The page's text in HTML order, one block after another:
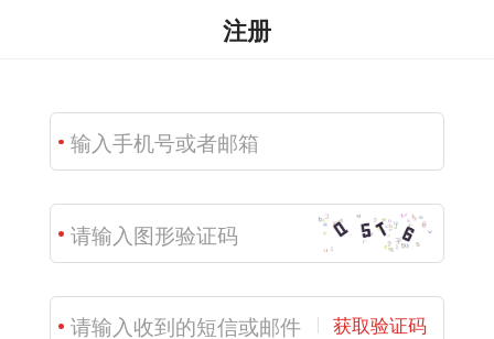
注册
获取验证码